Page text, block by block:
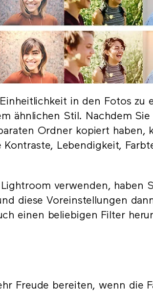
in den Fotos zu
ähnlichen Stil. Nachdem Sie
Ordner kopiert haben,
Kontraste, Lebendigkeit,
verwenden, haben
diese Voreinstellungen
einen beliebigen Filter
Freude bereiten, wenn die